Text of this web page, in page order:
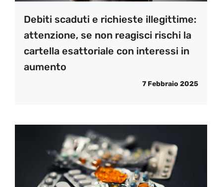
Debiti scaduti e richieste illegittime:
attenzione, se non reagisci rischi la
cartella esattoriale con interessi in
aumento
7 Febbraio 2025